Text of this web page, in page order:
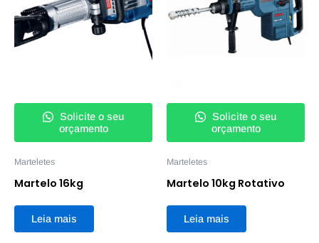
Solicite o seu
orçamento
Marteletes
Martelo 16kg
Leia mais
Solicite o seu
orçamento
Marteletes
Martelo 10kg Rotativo
Leia mais